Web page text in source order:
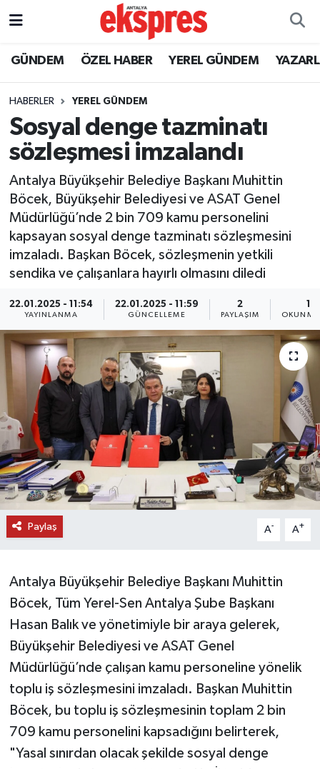
GÜNDEM ÖZEL HABER YEREL GÜNDEM
HABERLER YEREL GÜNDEM
Sosyal denge tazminatı
sözleşmesi imzalandı
Antalya Büyükşehir Belediye Başkanı Muhittin
Böcek, Büyükşehir Belediyesi ve ASAT Genel
Müdürlüğü’nde 2 bin 709 kamu personelini
kapsayan sosyal denge tazminatı sözleşmesini
imzaladı. Başkan Böcek, sözleşmenin yetkili
sendika ve çalışanlara hayırlı olmasını diledi
22.01.2025 - 11:54
YAYINLANMA
22.01.2025 - 11:59
GÜNCELLEME
2
PAYLAŞIM
1
OKUNMA
Paylaş A- A+
Antalya Büyükşehir Belediye Başkanı Muhittin
Böcek, Tüm Yerel-Sen Antalya Şube Başkanı
Hasan Balık ve yönetimiyle bir araya gelerek,
Büyükşehir Belediyesi ve ASAT Genel
Müdürlüğü’nde çalışan kamu personeline yönelik
toplu iş sözleşmesini imzaladı. Başkan Muhittin
Böcek, bu toplu iş sözleşmesinin toplam 2 bin
709 kamu personelini kapsadığını belirterek,
"Yasal sınırdan olacak şekilde sosyal denge
ÖZEL HABER
YEREL GÜNDEM
EKONOMİ
KÜLTÜR - SANAT
SPOR
SİYASET
SAĞLIK
DÜNYA
EĞİTİM
TURİZM
RÖPORTAJ
VİDEO HABERLER
YAZARLAR
MAGAZİN
Nöbetçi Eczaneler
Trafik Durumu
Süper Lig Puan Durumu ve Fikstür
Tüm Manşetler
Son Dakika Haberleri
Haber Arşivi